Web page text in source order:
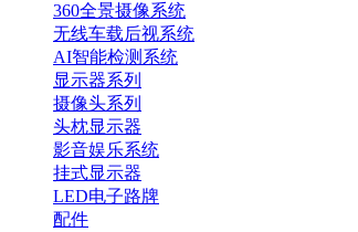
360全景摄像系统
无线车载后视系统
AI智能检测系统
显示器系列
摄像头系列
头枕显示器
影音娱乐系统
挂式显示器
LED电子路牌
配件